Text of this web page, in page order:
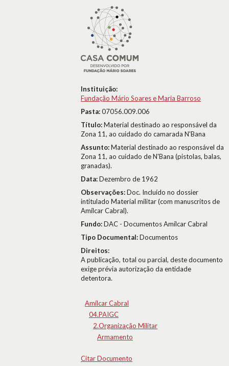
Instituição:
Fundação Mário Soares e Maria Barroso
Pasta:07056.009.006
Título:Material destinado ao responsável da
Zona 11, ao cuidado do camarada N'Bana
Assunto:Material destinado ao responsável da
Zona 11, ao cuidado de N'Bana (pistolas, balas,
granadas).
Data:Dezembro de 1962
Observações:Doc. Incluído no dossier
intitulado Material militar (com manuscritos de
Amílcar Cabral).
Fundo:DAC - Documentos Amílcar Cabral
Tipo Documental:Documentos
Direitos:
A publicação, total ou parcial, deste documento
exige prévia autorização da entidade
detentora.
Amílcar Cabral
04.PAIGC
2.Organização Militar
Armamento
Citar Documento